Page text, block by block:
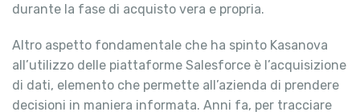
durante la fase di acquisto vera e propria.
Altro aspetto fondamentale che ha spinto Kasanova
all’utilizzo delle piattaforme Salesforce è l’acquisizione
di dati, elemento che permette all’azienda di prendere
decisioni in maniera informata. Anni fa, per tracciare